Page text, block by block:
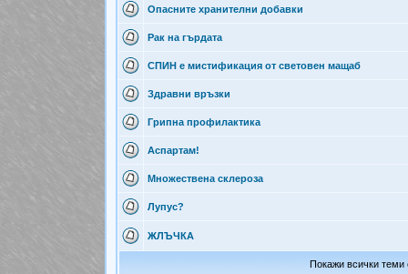
Опасните хранителни добавки
Рак на гърдата
СПИН е мистификация от световен мащаб
Здравни връзки
Грипна профилактика
Аспартам!
Множествена склероза
Лупус?
ЖЛЪЧКА
Покажи всички теми